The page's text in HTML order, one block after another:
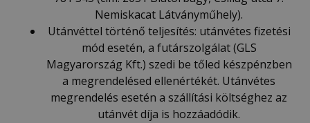
Nemiskacat Látványműhely).
Utánvéttel történő teljesítés: utánvétes fizetési
mód esetén, a futárszolgálat (GLS
Magyarország Kft.) szedi be tőled készpénzben
a megrendelésed ellenértékét. Utánvétes
megrendelés esetén a szállítási költséghez az
utánvét díja is hozzáadódik.